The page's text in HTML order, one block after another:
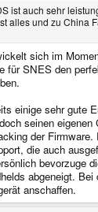
ist auch sehr
alles und zu China
sich im
für SNES den
einige sehr gute
seinen eigenen
der
die auch
bevorzuge
abgeneigt. Bei
anschaffen.